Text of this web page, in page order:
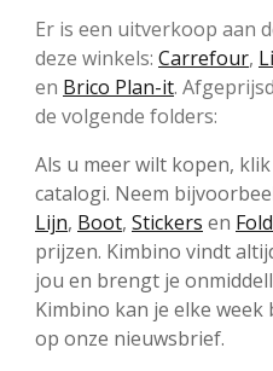
Er is een uitverkoop aan
deze winkels: Carrefour,
en Brico Plan-it.
de volgende folders:
Als u meer wilt kopen,
catalogi. Neem
Lijn, Boot, Stickers en
prijzen. Kimbino vindt
jou en brengt je
Kimbino kan je elke
op onze nieuwsbrief.